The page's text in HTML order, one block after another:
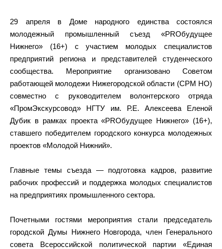
29 апреля в Доме народного единства состоялся
молодежный промышленный съезд «PROбудущее
Нижнего» (16+) с участием молодых специалистов
предприятий региона и представителей студенческого
сообщества. Мероприятие организовано Советом
работающей молодежи Нижегородской области (СРМ НО)
совместно с руководителем волонтерского отряда
«ПромЭкскурсовод» НГТУ им. Р.Е. Алексеева Еленой
Дубик в рамках проекта «PROбудущее Нижнего» (16+),
ставшего победителем городского конкурса молодежных
проектов «Молодой Нижний».
Главные темы съезда — подготовка кадров, развитие
рабочих профессий и поддержка молодых специалистов
на предприятиях промышленного сектора.
Почетными гостями мероприятия стали председатель
городской Думы Нижнего Новгорода, член Генерального
совета Всероссийской политической партии «Единая